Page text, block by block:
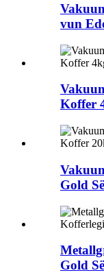
vun
Koffer
Gold
Gold